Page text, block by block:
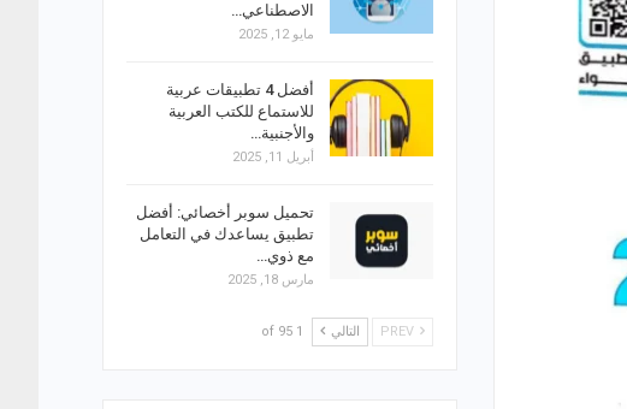
الاصطناعي…
مايو 12, 2025
أفضل 4 تطبيقات عربية
للاستماع للكتب العربية
والأجنبية…
أبريل 11, 2025
تحميل سوبر أخصائي: أفضل
تطبيق يساعدك في التعامل
مع ذوي…
مارس 18, 2025
التالي 1 of 95